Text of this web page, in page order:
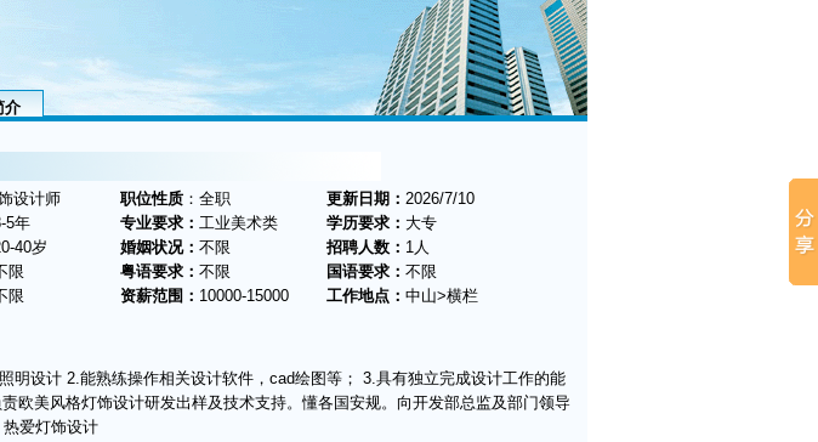
介
设计师 职位性质 ：全职 更新日期： 2026/7/10
5年 专业要求： 工业美术类 学历要求： 大专
40岁 婚姻状况： 不限 招聘人数： 1人
限 粤语要求： 不限 国语要求： 不限
限 资薪范围： 10000-15000 工作地点： 中山>横栏
明设计 2.能熟练操作相关设计软件，cad绘图等； 3.具有独立完成设计工作的能
欧美风格灯饰设计研发出样及技术支持。懂各国安规。向开发部总监及部门领导
爱灯饰设计